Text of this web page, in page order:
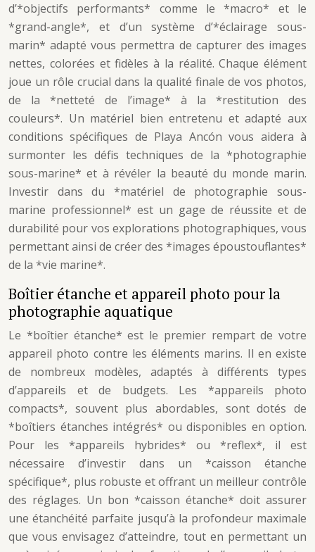
d’*objectifs performants* comme le *macro* et le
*grand-angle*, et d’un système d’*éclairage sous-
marin* adapté vous permettra de capturer des images
nettes, colorées et fidèles à la réalité. Chaque élément
joue un rôle crucial dans la qualité finale de vos photos,
de la *netteté de l’image* à la *restitution des
couleurs*. Un matériel bien entretenu et adapté aux
conditions spécifiques de Playa Ancón vous aidera à
surmonter les défis techniques de la *photographie
sous-marine* et à révéler la beauté du monde marin.
Investir dans du *matériel de photographie sous-
marine professionnel* est un gage de réussite et de
durabilité pour vos explorations photographiques, vous
permettant ainsi de créer des *images époustouflantes*
de la *vie marine*.
Boîtier étanche et appareil photo pour la
photographie aquatique
Le *boîtier étanche* est le premier rempart de votre
appareil photo contre les éléments marins. Il en existe
de nombreux modèles, adaptés à différents types
d’appareils et de budgets. Les *appareils photo
compacts*, souvent plus abordables, sont dotés de
*boîtiers étanches intégrés* ou disponibles en option.
Pour les *appareils hybrides* ou *reflex*, il est
nécessaire d’investir dans un *caisson étanche
spécifique*, plus robuste et offrant un meilleur contrôle
des réglages. Un bon *caisson étanche* doit assurer
une étanchéité parfaite jusqu’à la profondeur maximale
que vous envisagez d’atteindre, tout en permettant un